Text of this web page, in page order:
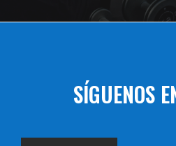
SÍGUENOS